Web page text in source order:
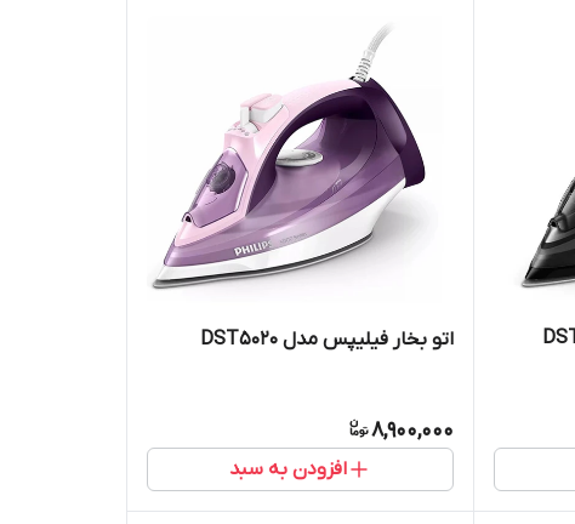
اتو بخار فیلیپس مدل DST5020
8,900,000
افزودن به سبد